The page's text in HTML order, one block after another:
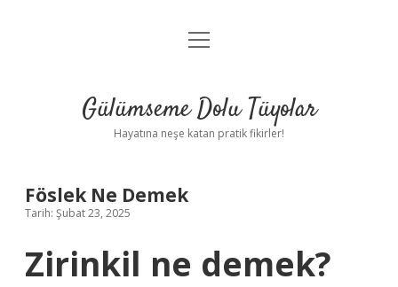
Anasayfa
Yasal Uyarı
menüyü
Gülümseme Dolu Tüyolar
Hayatına neşe katan pratik fikirler!
Föslek Ne Demek
Tarih: Şubat 23, 2025
Zirinkil ne demek?